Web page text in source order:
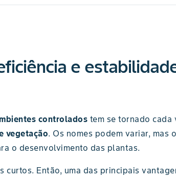
e
controlados tem se tornado cada
vegetação. Os nomes podem variar, mas
o desenvolvimento das plantas.
curtos. Então, uma das principais